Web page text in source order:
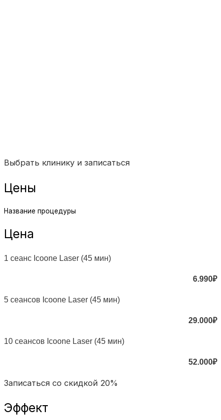
Выбрать клинику и записаться
Цены
Название процедуры
Цена
1 сеанс Icoone Laser (45 мин)
6.990₽
5 сеансов Icoone Laser (45 мин)
29.000₽
10 сеансов Icoone Laser (45 мин)
52.000₽
Записаться со скидкой 20%
Эффект